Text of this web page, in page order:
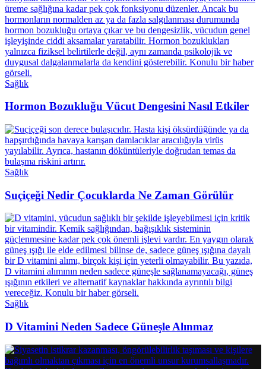
Sağlık
Hormon Bozukluğu Vücut Dengesini Nasıl Etkiler
Sağlık
Suçiçeği Nedir Çocuklarda Ne Zaman Görülür
Sağlık
D Vitamini Neden Sadece Güneşle Alınmaz